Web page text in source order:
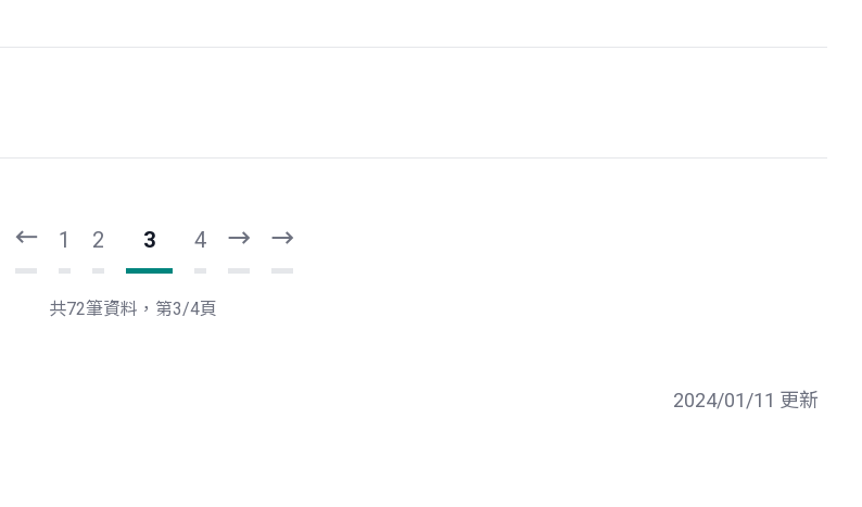
1 2 3 4
一
後
共72筆資料，第3/4頁
2024/01/11 更新